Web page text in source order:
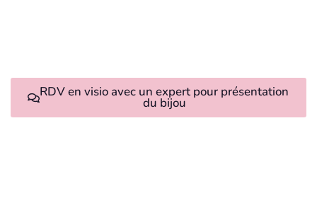
RDV en visio avec un expert pour présentation
du bijou